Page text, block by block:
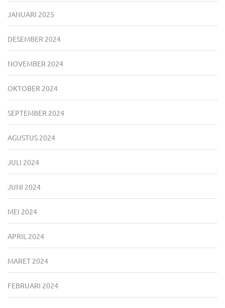
JANUARI 2025
DESEMBER 2024
NOVEMBER 2024
OKTOBER 2024
SEPTEMBER 2024
AGUSTUS 2024
JULI 2024
JUNI 2024
MEI 2024
APRIL 2024
MARET 2024
FEBRUARI 2024